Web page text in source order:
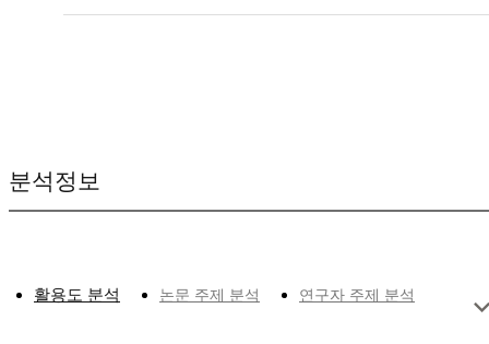
분석정보
활용도 분석 논문 주제 분석 연구자 주제 분석